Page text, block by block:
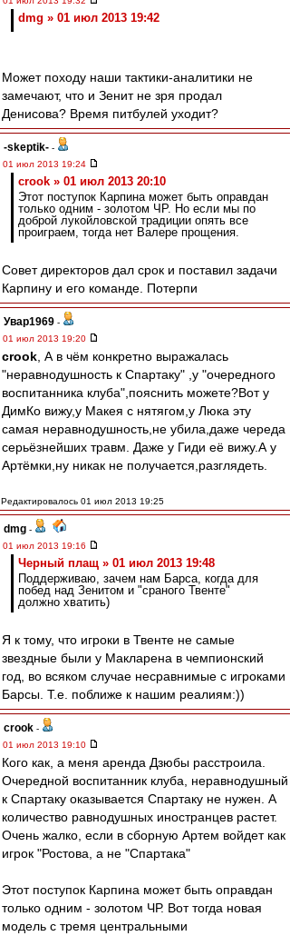
dmg » 01 июл 2013 19:42
Может походу наши тактики-аналитики не
замечают, что и Зенит не зря продал
Денисова? Время питбулей уходит?
-skeptik- -
01 июл 2013 19:24
crook » 01 июл 2013 20:10
Этот поступок Карпина может быть оправдан
только одним - золотом ЧР. Но если мы по
доброй лукойловской традиции опять все
проиграем, тогда нет Валере прощения.
Совет директоров дал срок и поставил задачи
Карпину и его команде. Потерпи
Увар1969 -
01 июл 2013 19:20
crook , А в чём конкретно выражалась
"неравнодушность к Спартаку" ,у "очередного
воспитанника клуба",пояснить можете?Вот у
ДимКо вижу,у Макея с нятягом,у Люка эту
самая неравнодушность,не убила,даже череда
серьёзнейших травм. Даже у Гиди её вижу.А у
Артёмки,ну никак не получается,разглядеть.
Редактировалось 01 июл 2013 19:25
dmg -
01 июл 2013 19:16
Черный плащ » 01 июл 2013 19:48
Поддерживаю, зачем нам Барса, когда для
побед над Зенитом и "сраного Твенте"
должно хватить)
Я к тому, что игроки в Твенте не самые
звездные были у Макларена в чемпионский
год, во всяком случае несравнимые с игроками
Барсы. Т.е. поближе к нашим реалиям:))
crook -
01 июл 2013 19:10
Кого как, а меня аренда Дзюбы расстроила.
Очередной воспитанник клуба, неравнодушный
к Спартаку оказывается Спартаку не нужен. А
количество равнодушных иностранцев растет.
Очень жалко, если в сборную Артем войдет как
игрок "Ростова, а не "Спартака"
Этот поступок Карпина может быть оправдан
только одним - золотом ЧР. Вот тогда новая
модель с тремя центральными